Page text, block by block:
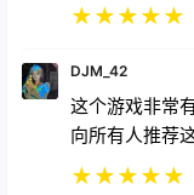
这个游戏非常
向所有人推荐
★★★★★